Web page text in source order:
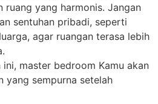
ruang yang harmonis. Jangan
sentuhan pribadi, seperti
agar ruangan terasa lebih
ini, master bedroom Kamu akan
yang sempurna setelah